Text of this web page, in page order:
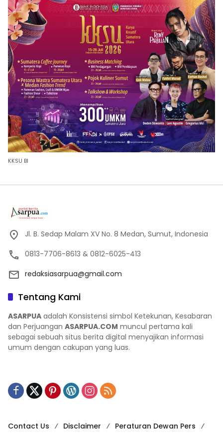
KKSU BI
Jl. B. Sedap Malam XV No. 8 Medan, Sumut, Indonesia
0813-7706-8613 & 0812-6025-413
redaksiasarpua@gmail.com
Tentang Kami
ASARPUA adalah Konsistensi simbol Ketekunan, Kesabaran
dan Perjuangan ASARPUA.COM muncul pertama kali
sebagai sebuah situs berita digital menyajikan informasi
umum dengan cakupan yang luas.
Contact Us Disclaimer
Peraturan Dewan Pers